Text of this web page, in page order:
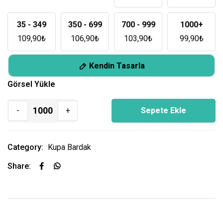
35 - 349
109,90₺
350 - 699
106,90₺
700 - 999
103,90₺
1000+
99,90₺
Kendin Tasarla
Görsel Yükle
- + Sepete Ekle
Category: Kupa Bardak
Share: